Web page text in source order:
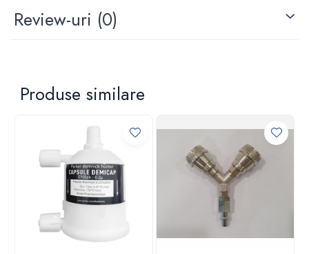
cutii medicamente
Geluri
Ochelari de protectie
Gel ECO
Cabluri EKG (10 fire)
Electrozi ECG / EKG
Sonde TOCO
Review-uri (0)
Produse similare